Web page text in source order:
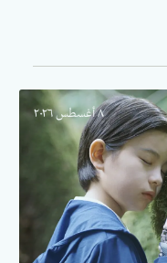
٨ أغسطس ٢٠٢٦